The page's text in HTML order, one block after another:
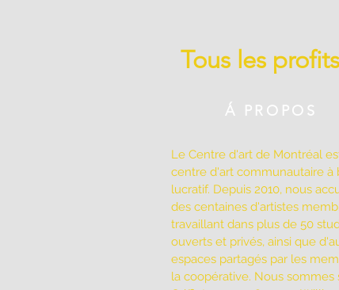
Á PROPOS
Le Centre d'art de Montréal
centre d'art communautaire à
lucratif. Depuis 2010, nous
des centaines d'artistes
travaillant dans plus de 50
ouverts et privés, ainsi que
espaces partagés par les
la coopérative. Nous sommes
Tous les